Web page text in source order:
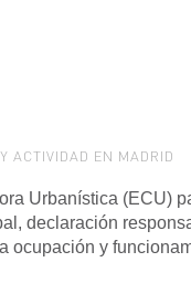
ACTIVIDAD EN MADRID
Urbanística (ECU)
declaración
ocupación y